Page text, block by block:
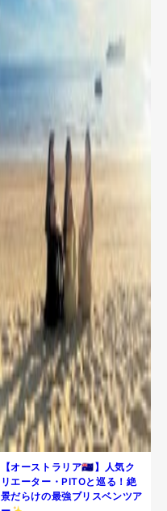
【オーストラリア🇦🇺】人気ク
リエーター・PITOと巡る！絶
景だらけの最強ブリスベンツア